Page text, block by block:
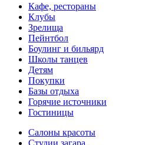
Кафе, рестораны
Клубы
Зрелища
Пейнтбол
Боулинг и бильярд
Школы танцев
Детям
Покупки
Базы отдыха
Горячие источники
Гостиницы
Салоны красоты
Студии загара